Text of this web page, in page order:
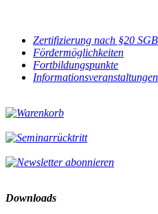
Zertifizierung nach §20
Fördermöglichkeiten
Fortbildungspunkte
Informationsveranstaltungen
Downloads